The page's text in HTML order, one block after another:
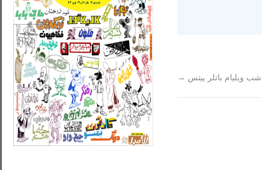
شب ویلیام باتلر ییتس →